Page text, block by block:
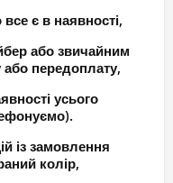
є в наявності,
або звичайним
передоплату,
усього
із замовлення
колір,